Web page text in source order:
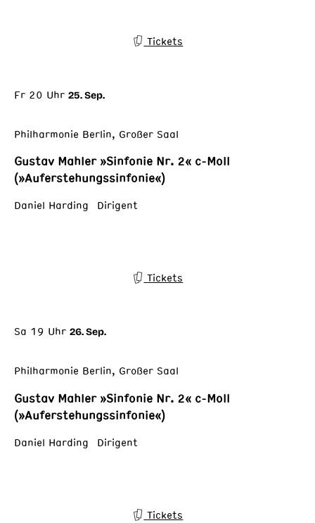
Tickets
Fr 20 Uhr 25. Sep.
Philharmonie Berlin, Großer Saal
Gustav Mahler »Sinfonie Nr. 2« c-Moll
(»Auferstehungssinfonie«)
Daniel Harding Dirigent
Tickets
Sa 19 Uhr 26. Sep.
Philharmonie Berlin, Großer Saal
Gustav Mahler »Sinfonie Nr. 2« c-Moll
(»Auferstehungssinfonie«)
Daniel Harding Dirigent
Tickets